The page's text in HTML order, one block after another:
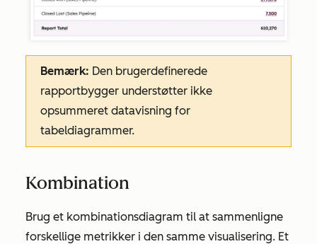
Bemærk: Den brugerdefinerede
rapportbygger understøtter ikke
opsummeret datavisning for
tabeldiagrammer.
Kombination
Brug et kombinationsdiagram til at sammenligne
forskellige metrikker i den samme visualisering. Et